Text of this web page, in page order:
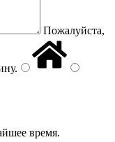
Пожалуйста,
.
время.